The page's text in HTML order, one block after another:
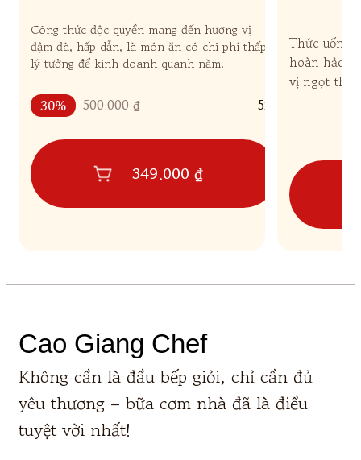
Công thức độc quyền mang đến hương vị
đậm đà, hấp dẫn, là món ăn có chi phí thấp,
lý tưởng để kinh doanh quanh năm.
30% 500.000 ₫ 527
349.000 ₫
Thức uống
hoàn hảo
vị ngọt
Cao Giang Chef
Không cần là đầu bếp giỏi, chỉ cần đủ
yêu thương – bữa cơm nhà đã là điều
tuyệt vời nhất!